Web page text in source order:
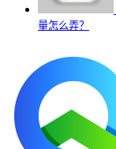
量怎么弄？